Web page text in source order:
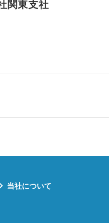
関東支社
当社について